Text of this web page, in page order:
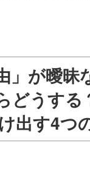
」が曖
どうする
出す4つ